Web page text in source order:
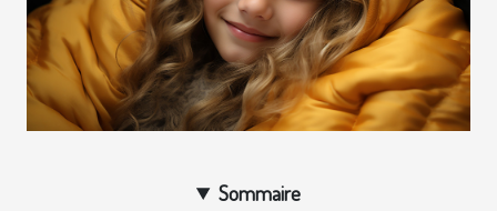
Sommaire